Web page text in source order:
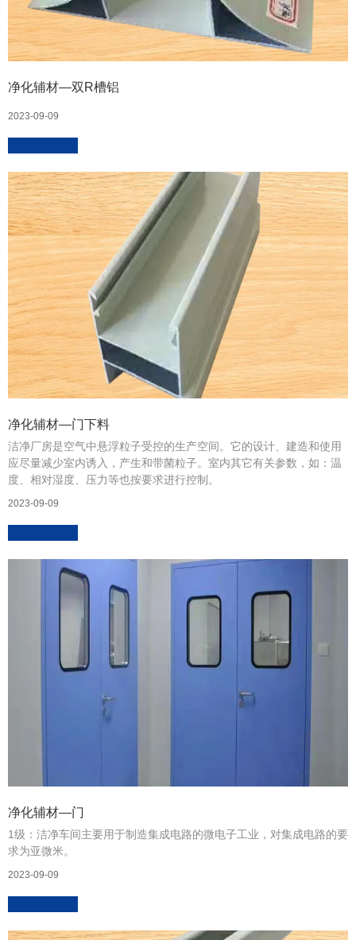
净化辅材—双R槽铝
2023-09-09
净化辅材—门下料
洁净厂房是空气中悬浮粒子受控的生产空间。它的设计、建造和使用
应尽量减少室内诱入，产生和带菌粒子。室内其它有关参数，如：温
度、相对湿度、压力等也按要求进行控制。
2023-09-09
净化辅材—门
1级：洁净车间主要用于制造集成电路的微电子工业，对集成电路的要
求为亚微米。
2023-09-09